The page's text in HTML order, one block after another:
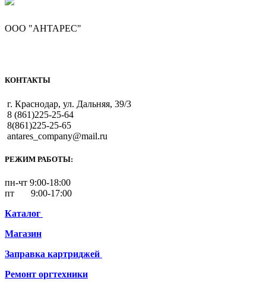
ООО "АНТАРЕС"
КОНТАКТЫ
г. Краснодар, ул. Дальняя, 39/3
8 (861)225-25-64
8(861)225-25-65
antares_company@mail.ru
РЕЖИМ РАБОТЫ:
пн-чт 9:00-18:00
пт 9:00-17:00
Каталог
Магазин
Заправка картриджей
Ремонт оргтехники